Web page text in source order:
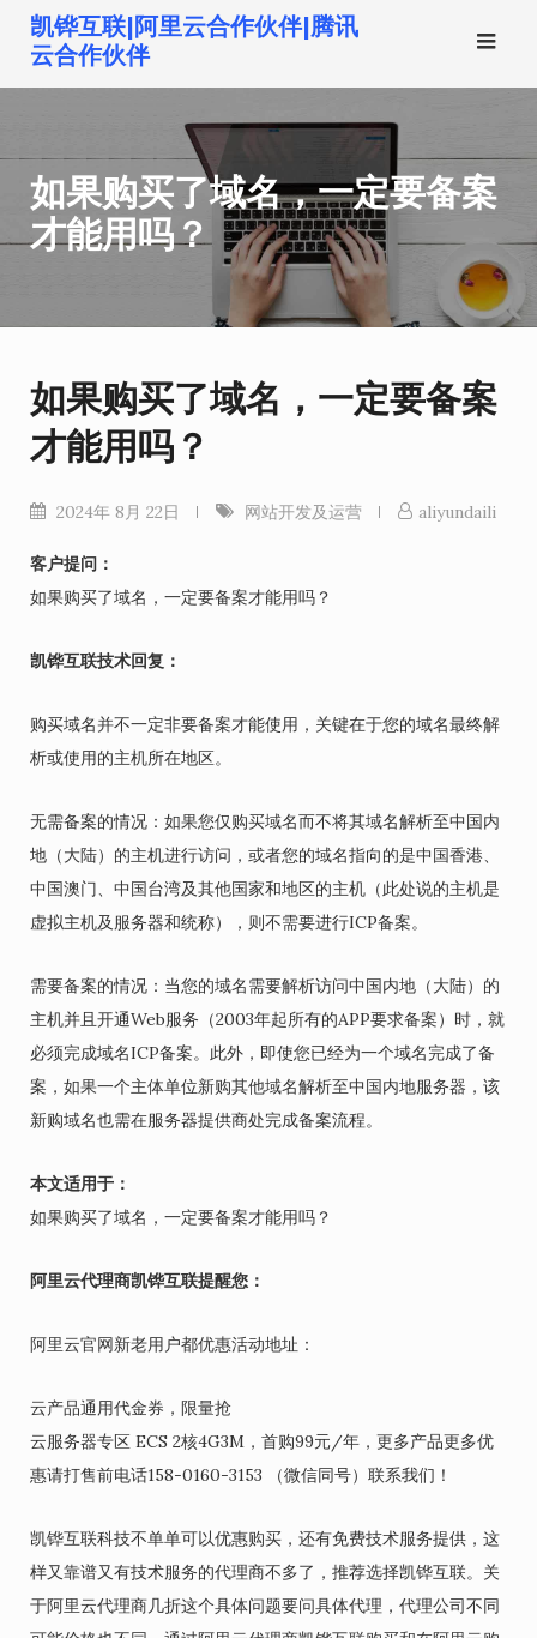
到
凯铧互联|阿里云合作伙伴|腾讯
云合作伙伴
如果购买了域名，一定要备案
才能用吗？
如果购买了域名，一定要备案
才能用吗？
2024年 8月 22日 网站开发及运营 aliyundaili
客户提问：
如果购买了域名，一定要备案才能用吗？
凯铧互联技术回复：
购买域名并不一定非要备案才能使用，关键在于您的域名最终解
析或使用的主机所在地区。
无需备案的情况：如果您仅购买域名而不将其域名解析至中国内
地（大陆）的主机进行访问，或者您的域名指向的是中国香港、
中国澳门、中国台湾及其他国家和地区的主机（此处说的主机是
虚拟主机及服务器和统称），则不需要进行ICP备案。
需要备案的情况：当您的域名需要解析访问中国内地（大陆）的
主机并且开通Web服务（2003年起所有的APP要求备案）时，就
必须完成域名ICP备案。此外，即使您已经为一个域名完成了备
案，如果一个主体单位新购其他域名解析至中国内地服务器，该
新购域名也需在服务器提供商处完成备案流程。
本文适用于：
如果购买了域名，一定要备案才能用吗？
阿里云代理商凯铧互联提醒您：
阿里云官网新老用户都优惠活动地址：
云产品通用代金券，限量抢
云服务器专区 ECS 2核4G3M，首购99元/年，更多产品更多优
惠请打售前电话158-0160-3153 （微信同号）联系我们！
凯铧互联科技不单单可以优惠购买，还有免费技术服务提供，这
样又靠谱又有技术服务的代理商不多了，推荐选择凯铧互联。关
于阿里云代理商几折这个具体问题要问具体代理，代理公司不同